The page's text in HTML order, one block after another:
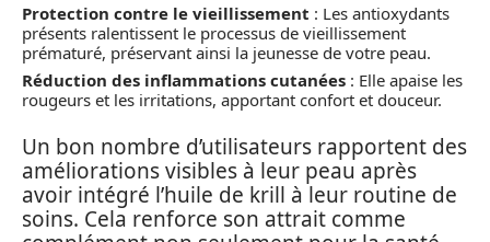
Protection contre le vieillissement : Les antioxydants
présents ralentissent le processus de vieillissement
prématuré, préservant ainsi la jeunesse de votre peau.
Réduction des inflammations cutanées : Elle apaise les
rougeurs et les irritations, apportant confort et douceur.
Un bon nombre d’utilisateurs rapportent des
améliorations visibles à leur peau après
avoir intégré l’huile de krill à leur routine de
soins. Cela renforce son attrait comme